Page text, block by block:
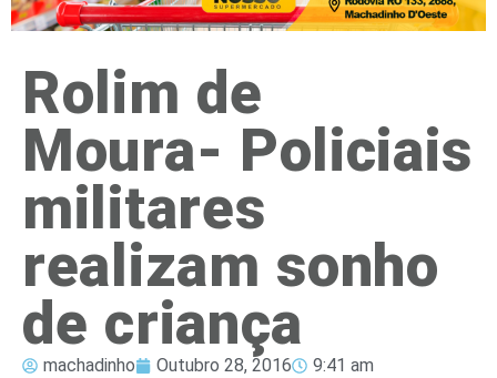
Rolim de
Moura- Policiais
militares
realizam sonho
de criança
machadinho Outubro 28, 2016 9:41 am